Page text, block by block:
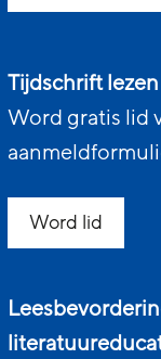
Tijdschrift lezen
Word gratis lid
Word lid